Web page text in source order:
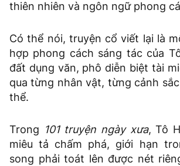
thiên nhiên và ngôn ngữ phong
Có thể nói, truyện cổ viết lại là
hợp phong cách sáng tác của
đất dụng văn, phô diễn biệt tài
qua từng nhân vật, từng cảnh
thể.
Trong 101 truyện ngày xưa, Tô
miêu tả chấm phá, giới hạn
song phải toát lên được nét